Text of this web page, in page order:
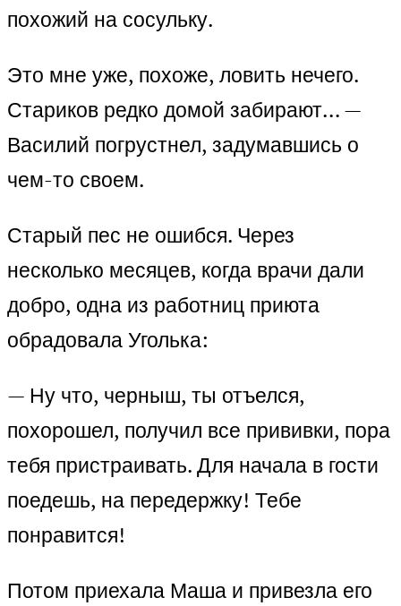
похожий на сосульку.
Это мне уже, похоже, ловить нечего.
Стариков редко домой забирают… —
Василий погрустнел, задумавшись о
чем-то своем.
Старый пес не ошибся. Через
несколько месяцев, когда врачи дали
добро, одна из работниц приюта
обрадовала Уголька:
— Ну что, черныш, ты отъелся,
похорошел, получил все прививки, пора
тебя пристраивать. Для начала в гости
поедешь, на передержку! Тебе
понравится!
Потом приехала Маша и привезла его